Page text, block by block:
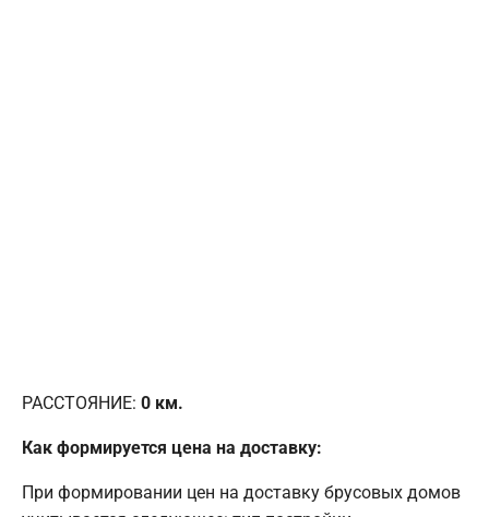
РАССТОЯНИЕ: 0 км.
Как формируется цена на доставку:
При формировании цен на доставку брусовых домов